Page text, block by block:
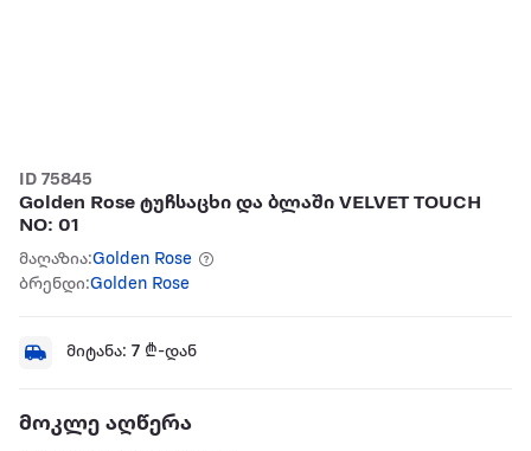
ID 75845
Golden Rose ტუჩსაცხი და ბლაში VELVET TOUCH
NO: 01
მაღაზია:Golden Rose
ბრენდი:Golden Rose
მიტანა: 7 ₾-დან
მოკლე აღწერა